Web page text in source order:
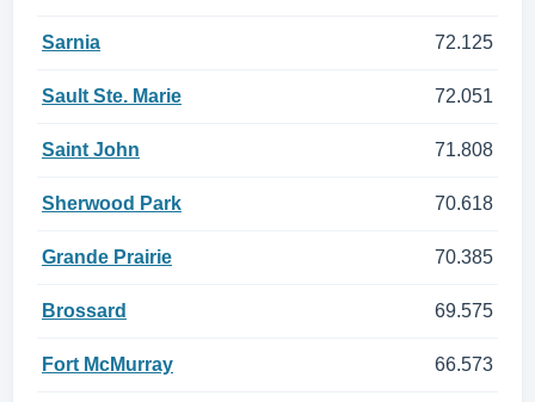
Sarnia 72.125
Sault Ste. Marie 72.051
Saint John 71.808
Sherwood Park 70.618
Grande Prairie 70.385
Brossard 69.575
Fort McMurray 66.573